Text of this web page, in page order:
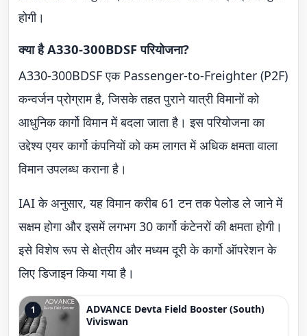
होगी।
क्या है A330-300BDSF परियोजना?
A330-300BDSF एक Passenger-to-Freighter (P2F)
कन्वर्जन प्रोग्राम है, जिसके तहत पुराने यात्री विमानों को
आधुनिक कार्गो विमान में बदला जाता है। इस परियोजना का
उद्देश्य एयर कार्गो कंपनियों को कम लागत में अधिक क्षमता वाला
विमान उपलब्ध कराना है।
IAI के अनुसार, यह विमान करीब 61 टन तक पेलोड ले जाने में
सक्षम होगा और इसमें लगभग 30 कार्गो कंटेनरों की क्षमता होगी।
इसे विशेष रूप से क्षेत्रीय और मध्यम दूरी के कार्गो ऑपरेशन के
लिए डिजाइन किया गया है।
1
ADVANCE Devta Field Booster (South)
Viviswan